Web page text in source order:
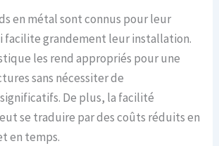
en métal sont connus pour leur
facilite grandement leur installation.
les rend appropriés pour une
sans nécessiter de
De plus, la facilité
se traduire par des coûts réduits en
en temps.